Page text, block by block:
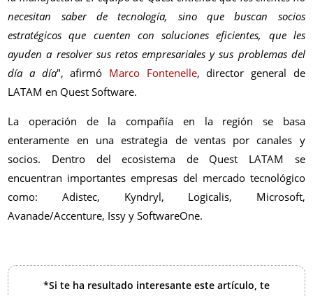
necesitan saber de tecnología, sino que buscan socios
estratégicos que cuenten con soluciones eficientes, que les
ayuden a resolver sus retos empresariales y sus problemas del
día a día", afirmó Marco Fontenelle, director general de
LATAM en Quest Software.
La operación de la compañía en la región se basa
enteramente en una estrategia de ventas por canales y
socios. Dentro del ecosistema de Quest LATAM se
encuentran importantes empresas del mercado tecnológico
como: Adistec, Kyndryl, Logicalis, Microsoft,
Avanade/Accenture, Issy y SoftwareOne.
*Si te ha resultado interesante este artículo, te